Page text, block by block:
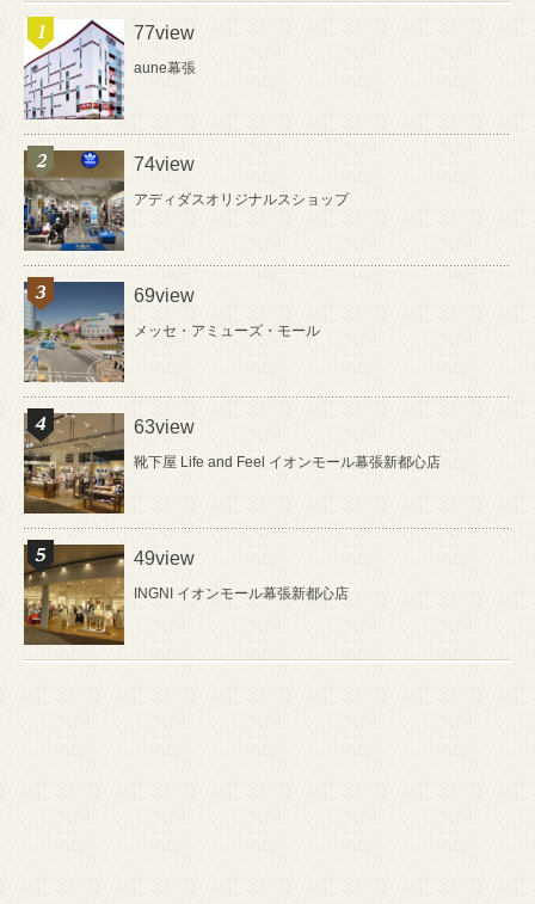
77view
aune幕張
74view
アディダスオリジナルスショップ
69view
メッセ・アミューズ・モール
63view
靴下屋 Life and Feel イオンモール幕張新都心店
49view
INGNI イオンモール幕張新都心店